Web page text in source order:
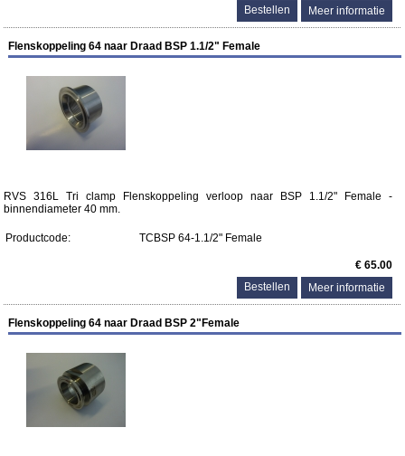
Meer informatie
Flenskoppeling 64 naar Draad BSP 1.1/2" Female
RVS 316L Tri clamp Flenskoppeling verloop naar BSP 1.1/2" Female -
binnendiameter 40 mm.
Productcode: TCBSP 64-1.1/2" Female
€ 65.00
Meer informatie
Flenskoppeling 64 naar Draad BSP 2"Female